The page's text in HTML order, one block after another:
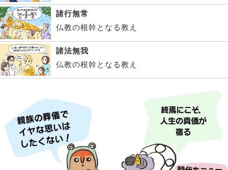
諸行無常
仏教の根幹となる教え
諸法無我
仏教の根幹となる教え